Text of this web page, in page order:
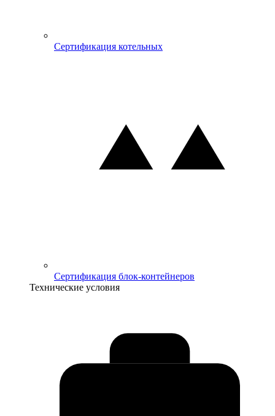
Сертификация котельных
Сертификация блок-контейнеров
Технические условия